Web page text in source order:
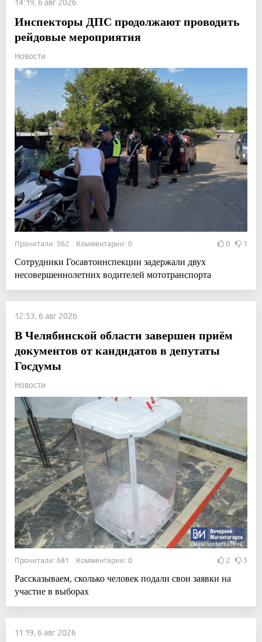
Инспекторы ДПС продолжают проводить
рейдовые мероприятия
Новости
Прочитали: 562 Комментарии: 0 0 1
Сотрудники Госавтоинспекции задержали двух
несовершеннолетних водителей мототранспорта
12:53, 6 авг 2026
В Челябинской области завершен приём
документов от кандидатов в депутаты
Госдумы
Новости
Прочитали: 681 Комментарии: 0 2 3
Рассказываем, сколько человек подали свои заявки на
участие в выборах
11:19, 6 авг 2026